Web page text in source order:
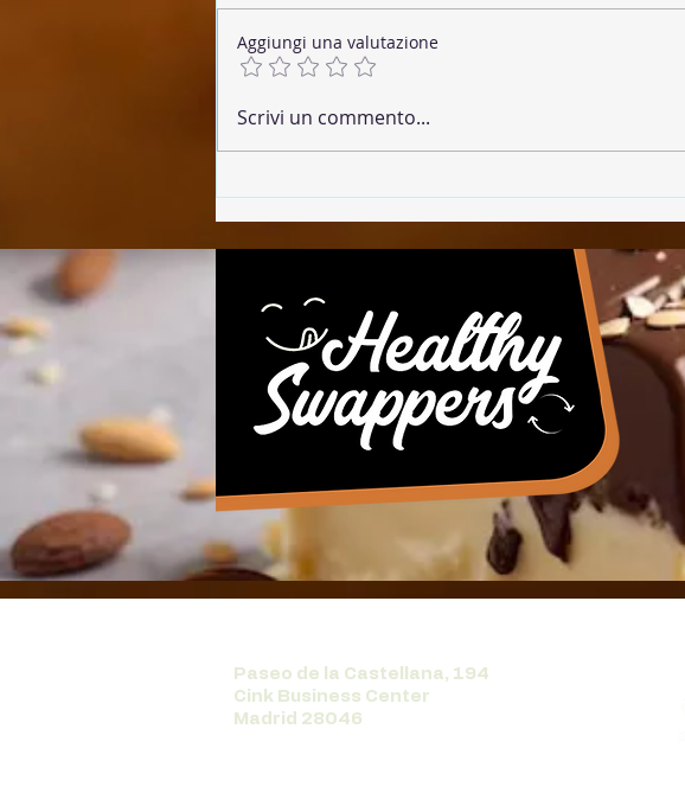
🌶 Chorizo Vegano
Aggiungi una valutazione
Scrivi un commento...
Paseo de la Castellana, 194
Cink Business Center
Madrid 28046